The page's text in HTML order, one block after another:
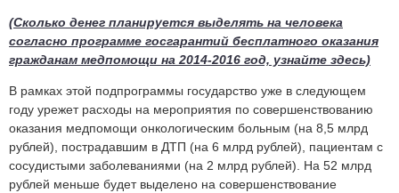
(Сколько денег планируется выделять на человека
согласно программе госгарантий бесплатного оказания
гражданам медпомощи на 2014-2016 год, узнайте здесь)
В рамках этой подпрограммы государство уже в следующем
году урежет расходы на мероприятия по совершенствованию
оказания медпомощи онкологическим больным (на 8,5 млрд
рублей), пострадавшим в ДТП (на 6 млрд рублей), пациентам с
сосудистыми заболеваниями (на 2 млрд рублей). На 52 млрд
рублей меньше будет выделено на совершенствование